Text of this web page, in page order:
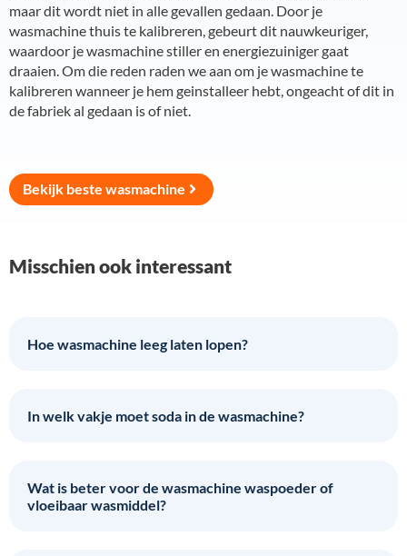
maar dit wordt niet in alle gevallen gedaan. Door je
wasmachine thuis te kalibreren, gebeurt dit nauwkeuriger,
waardoor je wasmachine stiller en energiezuiniger gaat
draaien. Om die reden raden we aan om je wasmachine te
kalibreren wanneer je hem geinstalleer hebt, ongeacht of dit in
de fabriek al gedaan is of niet.
Bekijk beste wasmachine
Misschien ook interessant
Hoe wasmachine leeg laten lopen?
In welk vakje moet soda in de wasmachine?
Wat is beter voor de wasmachine waspoeder of
vloeibaar wasmiddel?